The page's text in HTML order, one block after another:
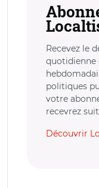
Recevez le
quotidienne
politiques
votre
recevrez
Découvrir